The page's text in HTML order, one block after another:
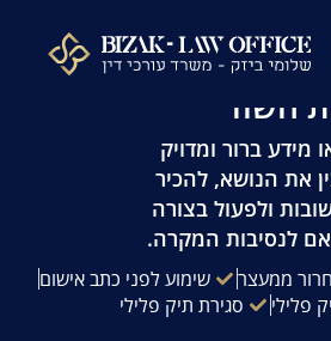
עו"ד פלילי שלומי ביזק | זמינות 24/7 | ייעוץ
ודיסקרטי
השוד
מידע ברור ומדויק
את הנושא, להכיר
ולפעול בצורה
לנסיבות המקרה.
ממעצר
שימוע לפני כתב אישום
פלילי
סגירת תיק פלילי